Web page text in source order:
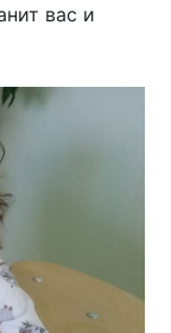
вас и